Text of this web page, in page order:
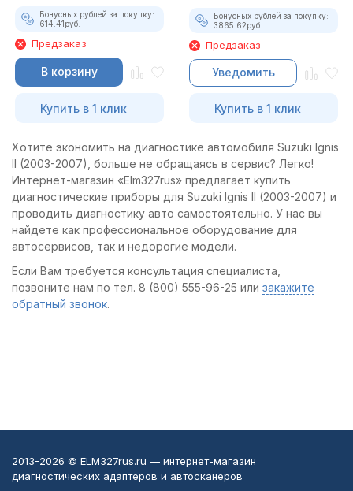
Бонусных рублей за покупку:
614.41руб.
Предзаказ
В корзину
Купить в 1 клик
Бонусных рублей за покупку:
3865.62руб.
Предзаказ
Уведомить
Купить в 1 клик
Хотите экономить на диагностике автомобиля Suzuki Ignis
II (2003-2007), больше не обращаясь в сервис? Легко!
Интернет-магазин «Elm327rus» предлагает купить
диагностические приборы для Suzuki Ignis II (2003-2007) и
проводить диагностику авто самостоятельно. У нас вы
найдете как профессиональное оборудование для
автосервисов, так и недорогие модели.
Если Вам требуется консультация специалиста,
позвоните нам по тел. 8 (800) 555-96-25 или закажите
обратный звонок.
2013-2026 © ELM327rus.ru — интернет-магазин
диагностических адаптеров и автосканеров